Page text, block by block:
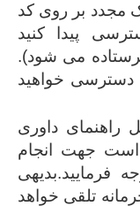
مجدد بر روی کد
پیدا کنید
می شود).
دسترسی خواهید
راهنمای داوری
است جهت انجام
فرمایید.بدیهی
تلقی خواهد